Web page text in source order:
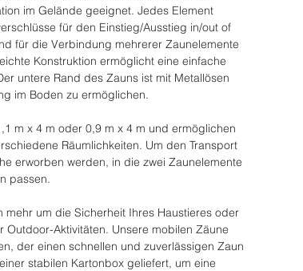
im Gelände geeignet. Jedes Element
für den Einstieg/Ausstieg in/out of
für die Verbindung mehrerer Zaunelemente
Konstruktion ermöglicht eine einfache
untere Rand des Zauns ist mit Metallösen
im Boden zu ermöglichen.
m x 4 m oder 0,9 m x 4 m und ermöglichen
Räumlichkeiten. Um den Transport
erworben werden, in die zwei Zaunelemente
passen.
mehr um die Sicherheit Ihres Haustieres oder
Outdoor-Aktivitäten. Unsere mobilen Zäune
der einen schnellen und zuverlässigen Zaun
stabilen Kartonbox geliefert, um eine